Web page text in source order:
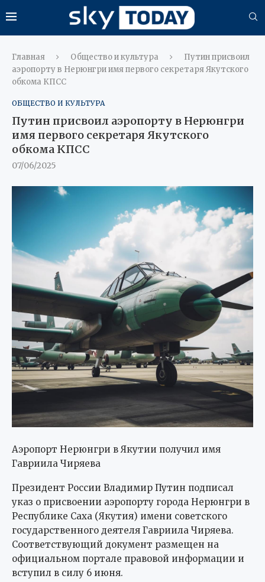
Главная Общество и культура
Путин присвоил
аэропорту в Нерюнгри имя первого секретаря Якутского
обкома КПСС
ОБЩЕСТВО И КУЛЬТУРА
Путин присвоил аэропорту в Нерюнгри
имя первого секретаря Якутского
обкома КПСС
07/06/2025
Аэропорт Нерюнгри в Якутии получил имя
Гавриила Чиряева
Президент России Владимир Путин подписал
указ о присвоении аэропорту города Нерюнгри в
Республике Саха (Якутия) имени советского
государственного деятеля Гавриила Чиряева.
Соответствующий документ размещен на
официальном портале правовой информации и
вступил в силу 6 июня.